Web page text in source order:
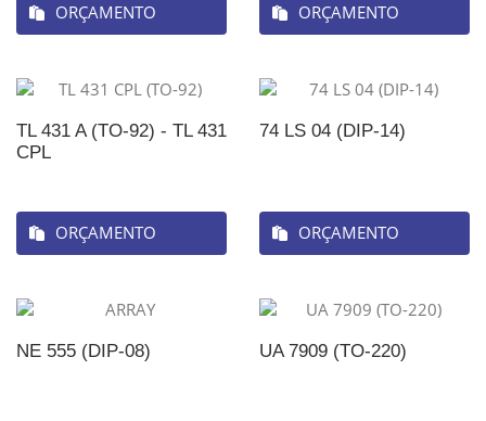
ORÇAMENTO ORÇAMENTO
TL 431 A (TO-92) - TL 431
CPL
ORÇAMENTO
74 LS 04 (DIP-14)
ORÇAMENTO
NE 555 (DIP-08) UA 7909 (TO-220)